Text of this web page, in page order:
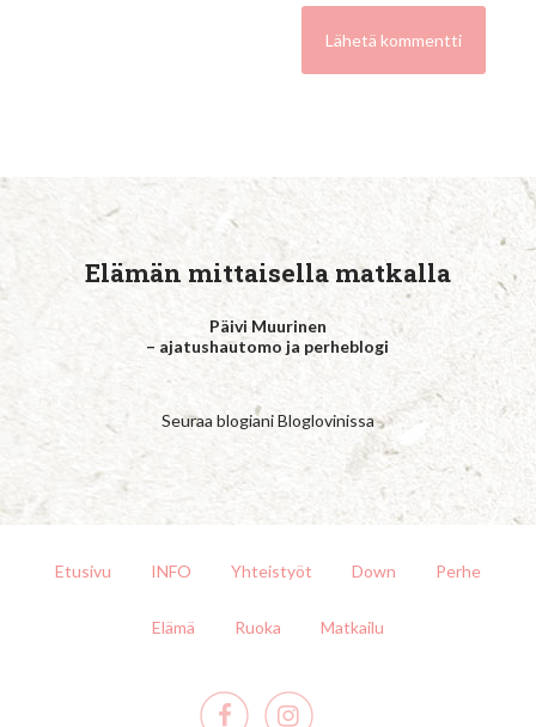
Elämän mittaisella matkalla
Päivi Muurinen
– ajatushautomo ja perheblogi
Seuraa blogiani Bloglovinissa
Etusivu INFO Yhteistyöt Down Perhe
Elämä Ruoka Matkailu